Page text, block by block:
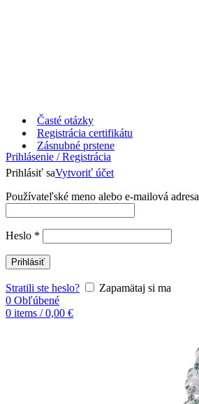
Časté otázky
Registrácia certifikátu
Prihlásenie / Registrácia
Prihlásiť saVytvoriť účet
Používateľské meno alebo e-mailová adresa
Heslo *
Prihlásiť
Stratili ste heslo?
Zapamätaj si ma
0 Obľúbené
0 items / 0,00 €
Zásnubné prstene